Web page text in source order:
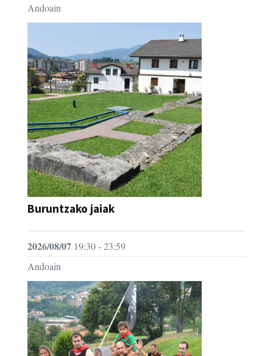
Andoain
Buruntzako jaiak
2026/08/07 19:30 - 23:59
Andoain